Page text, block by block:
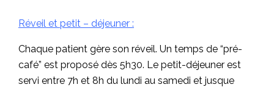
Centre Armançon
Réveil et petit – déjeuner :
Chaque patient gère son réveil. Un temps de “pré-
café” est proposé dès 5h30. Le petit-déjeuner est
servi entre 7h et 8h du lundi au samedi et jusque